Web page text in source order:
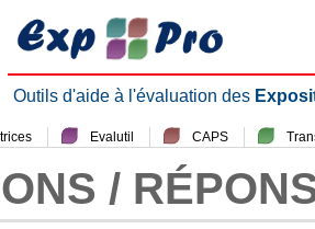
Outils d'aide à l'évaluation des
Evalutil CAPS
/